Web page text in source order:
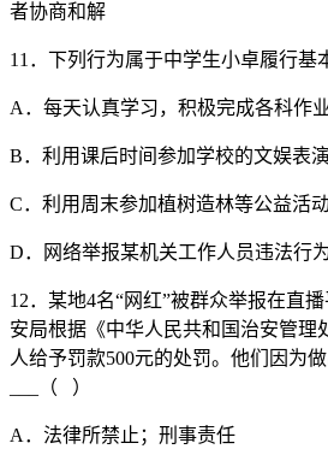
者协商和解
11．下列行为属于中学生小卓履行基
A．每天认真学习，积极完成各科作
B．利用课后时间参加学校的文娱表演
C．利用周末参加植树造林等公益活
D．网络举报某机关工作人员违法行
12．某地4名“网红”被群众举报在直
安局根据《中华人民共和国治安管理
人给予罚款500元的处罚。他们因为
___（ ）
A．法律所禁止；刑事